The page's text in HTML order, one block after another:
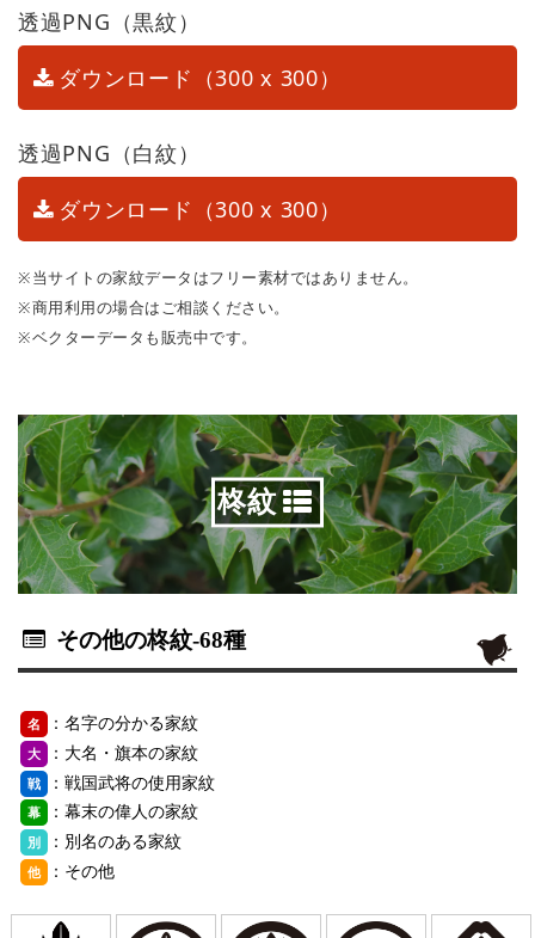
透過PNG（黒紋）
ダウンロード（300 x 300）
透過PNG（白紋）
ダウンロード（300 x 300）
※当サイトの家紋データはフリー素材ではありません。
※商用利用の場合はご相談ください。
※ベクターデータも販売中です。
柊紋
その他の柊紋-68種
名 ：名字の分かる家紋
大 ：大名・旗本の家紋
戦 ：戦国武将の使用家紋
幕 ：幕末の偉人の家紋
別 ：別名のある家紋
他 ：その他